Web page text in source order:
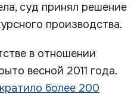
суд принял решение
производства.
в отношении
весной 2011 года.
более 200